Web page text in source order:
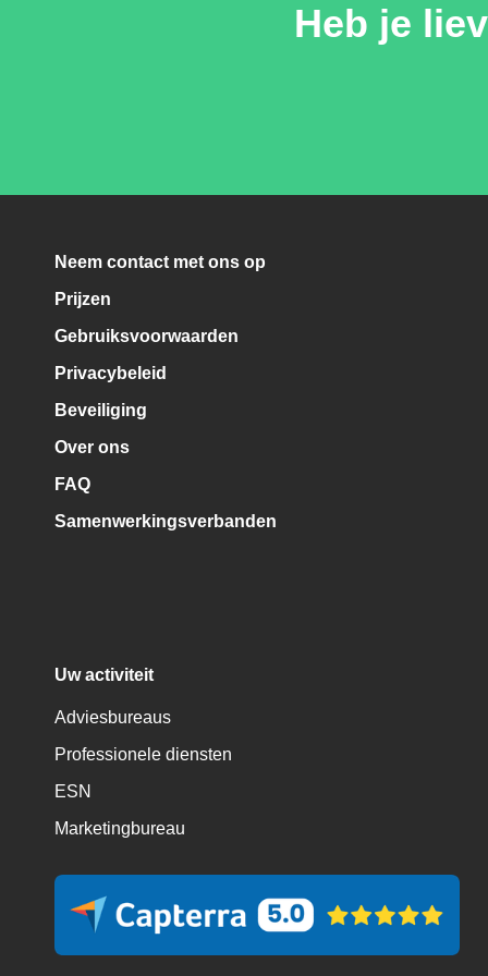
Heb je
Neem contact met ons op
Prijzen
Gebruiksvoorwaarden
Privacybeleid
Beveiliging
Over ons
FAQ
Samenwerkingsverbanden
Uw activiteit
Adviesbureaus
Professionele diensten
ESN
Marketingbureau